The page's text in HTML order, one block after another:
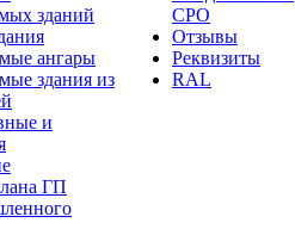
зданий
ангары
здания из
и
ГП
СРО
Отзывы
Реквизиты
RAL